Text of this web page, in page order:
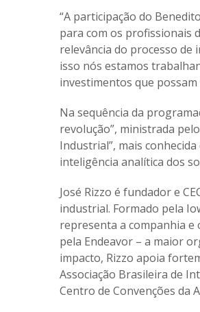
“A participação do
para com os profissionais
relevância do processo de
isso nós estamos
investimentos que
Na sequência da
revolução”, ministrada
Industrial”, mais
inteligência analítica dos
José Rizzo é fundador e
industrial. Formado pela
representa a companhia e
pela Endeavor – a maior
impacto, Rizzo apoia
Associação Brasileira de
Centro de Convenções da